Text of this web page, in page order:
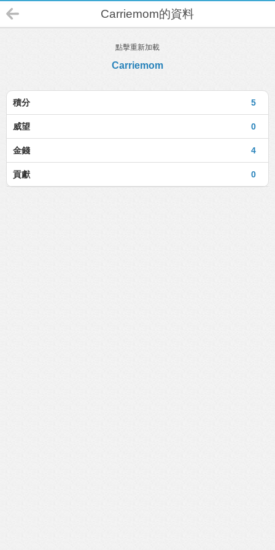
Carriemom的資料
點擊重新加載
Carriemom
5
積分
0
威望
4
金錢
0
貢獻